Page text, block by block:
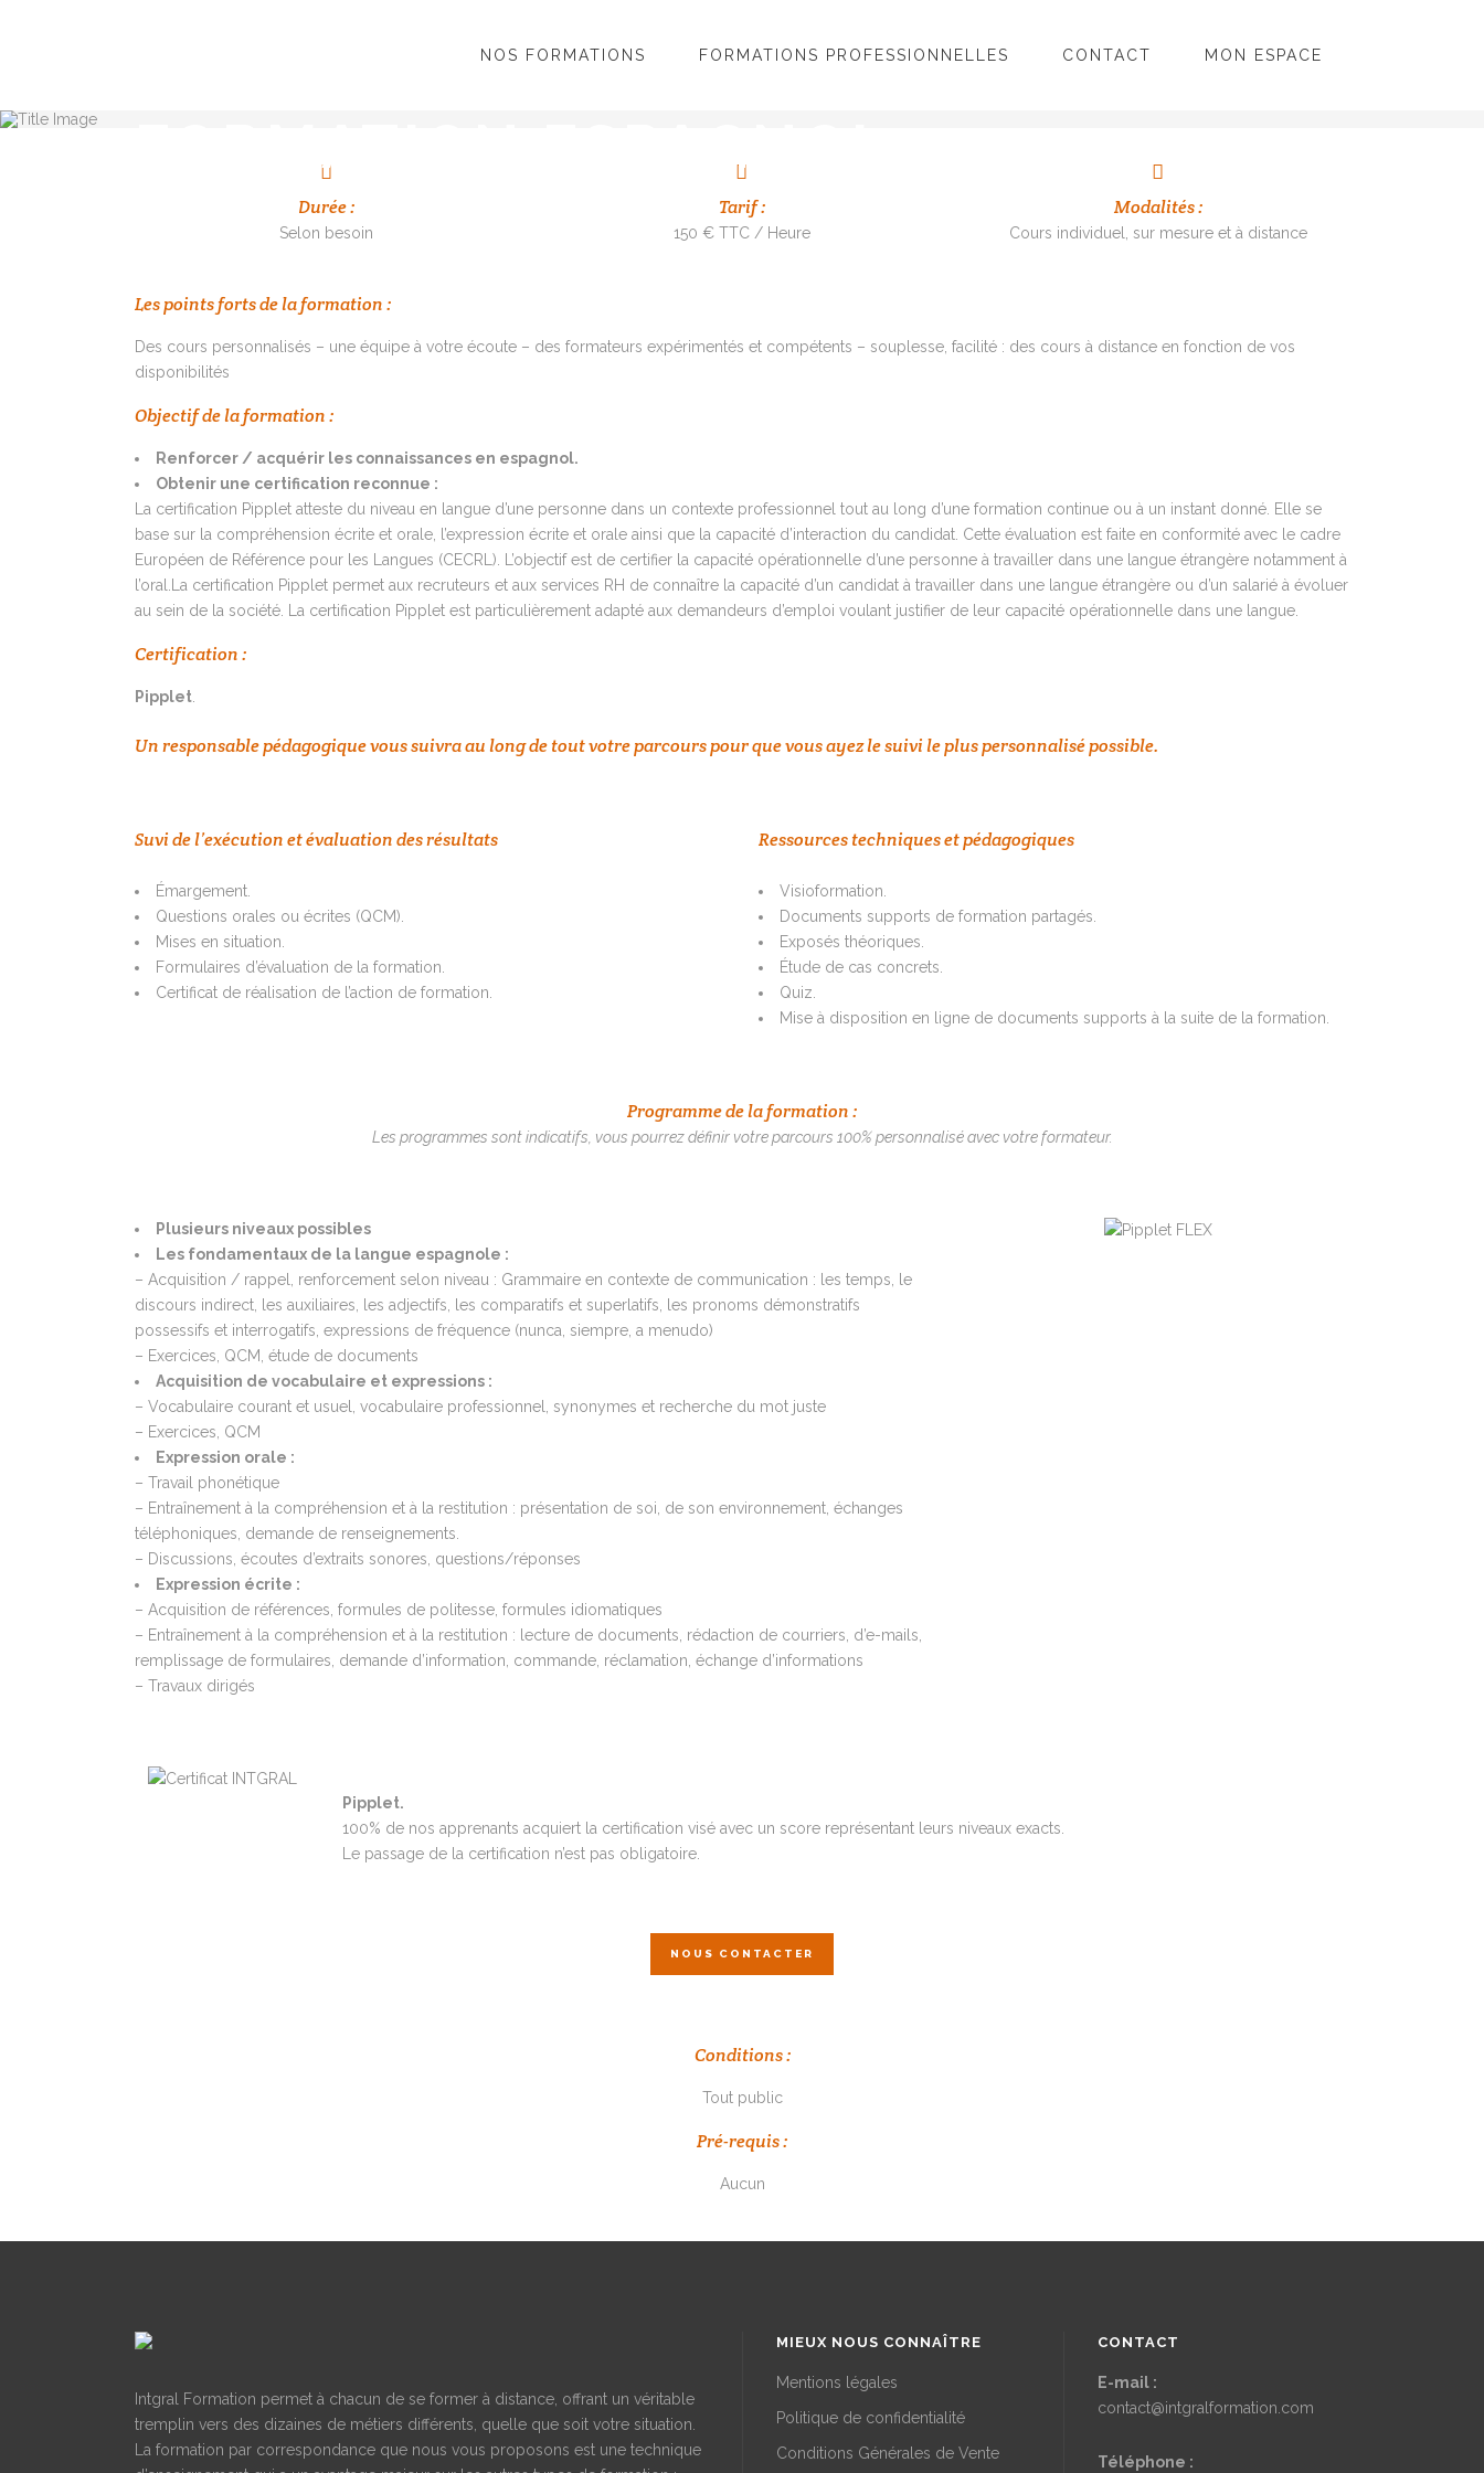
NOS FORMATIONS FORMATIONS PROFESSIONNELLES CONTACT MON ESPACE
FORMATION ESPAGNOL
Durée :
Selon besoin
Tarif :
150 € TTC / Heure
Modalités :
Cours individuel, sur mesure et à distance
Les points forts de la formation :
Des cours personnalisés – une équipe à votre écoute – des formateurs expérimentés et compétents – souplesse, facilité : des cours à distance en fonction de vos
disponibilités
Objectif de la formation :
Renforcer / acquérir les connaissances en espagnol.
Obtenir une certification reconnue :
La certification Pipplet atteste du niveau en langue d’une personne dans un contexte professionnel tout au long d’une formation continue ou à un instant donné. Elle se
base sur la compréhension écrite et orale, l’expression écrite et orale ainsi que la capacité d’interaction du candidat. Cette évaluation est faite en conformité avec le cadre
Européen de Référence pour les Langues (CECRL). L’objectif est de certifier la capacité opérationnelle d’une personne à travailler dans une langue étrangère notamment à
l’oral.La certification Pipplet permet aux recruteurs et aux services RH de connaître la capacité d’un candidat à travailler dans une langue étrangère ou d’un salarié à évoluer
au sein de la société. La certification Pipplet est particulièrement adapté aux demandeurs d’emploi voulant justifier de leur capacité opérationnelle dans une langue.
Certification :
Pipplet.
Un responsable pédagogique vous suivra au long de tout votre parcours pour que vous ayez le suivi le plus personnalisé possible.
Suvi de l’exécution et évaluation des résultats
Émargement.
Questions orales ou écrites (QCM).
Mises en situation.
Formulaires d’évaluation de la formation.
Certificat de réalisation de l’action de formation.
Ressources techniques et pédagogiques
Visioformation.
Documents supports de formation partagés.
Exposés théoriques.
Étude de cas concrets.
Quiz.
Mise à disposition en ligne de documents supports à la suite de la formation.
Programme de la formation :
Les programmes sont indicatifs, vous pourrez définir votre parcours 100% personnalisé avec votre formateur.
Plusieurs niveaux possibles
Les fondamentaux de la langue espagnole :
– Acquisition / rappel, renforcement selon niveau : Grammaire en contexte de communication : les temps, le
discours indirect, les auxiliaires, les adjectifs, les comparatifs et superlatifs, les pronoms démonstratifs
possessifs et interrogatifs, expressions de fréquence (nunca, siempre, a menudo)
– Exercices, QCM, étude de documents
Acquisition de vocabulaire et expressions :
– Vocabulaire courant et usuel, vocabulaire professionnel, synonymes et recherche du mot juste
– Exercices, QCM
Expression orale :
– Travail phonétique
– Entraînement à la compréhension et à la restitution : présentation de soi, de son environnement, échanges
téléphoniques, demande de renseignements.
– Discussions, écoutes d’extraits sonores, questions/réponses
Expression écrite :
– Acquisition de références, formules de politesse, formules idiomatiques
– Entraînement à la compréhension et à la restitution : lecture de documents, rédaction de courriers, d’e-mails,
remplissage de formulaires, demande d’information, commande, réclamation, échange d’informations
– Travaux dirigés
Pipplet.
100% de nos apprenants acquiert la certification visé avec un score représentant leurs niveaux exacts.
Le passage de la certification n’est pas obligatoire.
NOUS CONTACTER
Conditions :
Tout public
Pré-requis :
Aucun
Intgral Formation permet à chacun de se former à distance, offrant un véritable
tremplin vers des dizaines de métiers différents, quelle que soit votre situation.
La formation par correspondance que nous vous proposons est une technique
MIEUX NOUS CONNAÎTRE
Mentions légales
Politique de confidentialité
Conditions Générales de Vente
CONTACT
E-mail :
contact@intgralformation.com
Téléphone :